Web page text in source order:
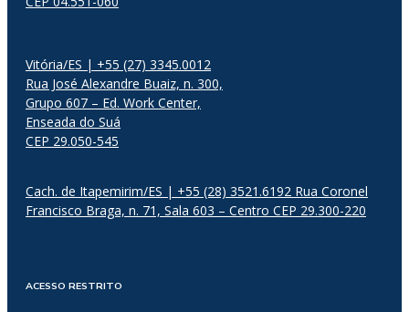
Vitória/ES | +55 (27) 3345.0012
Rua José Alexandre Buaiz, n. 300,
Grupo 607 – Ed. Work Center,
Enseada do Suá
CEP 29.050-545
Cach. de Itapemirim/ES | +55 (28) 3521.6192 Rua Coronel
Francisco Braga, n. 71, Sala 603 – Centro CEP 29.300-220
ACESSO RESTRITO